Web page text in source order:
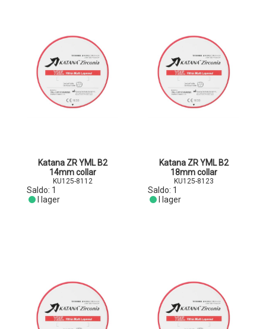
Katana ZR YML B2
14mm collar
KU125-8112
Saldo: 1
I lager
Katana ZR YML B2
18mm collar
KU125-8123
Saldo: 1
I lager